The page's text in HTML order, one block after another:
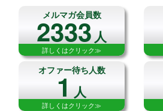
メルマガ会員数
2333人
詳しくはクリック≫
オファー待ち人数
1人
詳しくはクリック≫